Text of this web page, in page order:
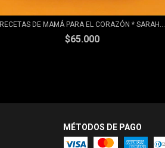
RECETAS DE MAMÁ PARA EL CORAZÓN * SARAH...
$65.000
MÉTODOS DE PAGO